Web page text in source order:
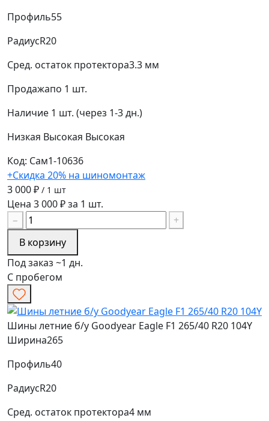
Профиль55
РадиусR20
Сред. остаток протектора3.3 мм
Продажапо 1 шт.
Наличие 1 шт. (через 1-3 дн.)
Низкая Высокая Высокая
Код: Сам1-10636
+Скидка 20% на шиномонтаж
3 000 ₽ / 1 шт
Цена 3 000 ₽ за 1 шт.
−
+
В корзину
Под заказ ~1 дн.
С пробегом
Шины летние б/у Goodyear Eagle F1 265/40 R20 104Y
Ширина265
Профиль40
РадиусR20
Сред. остаток протектора4 мм